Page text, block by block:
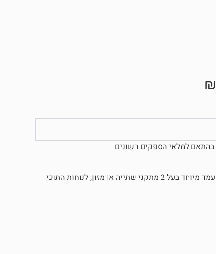
₪
הכלוב בא עם גלגלים ופתח מלמעלה לתוכים האכלת יד ורגילים, עם מעמד מיוחד בעל 2 מתקני שתייה או מזון, לנוחות התוכי